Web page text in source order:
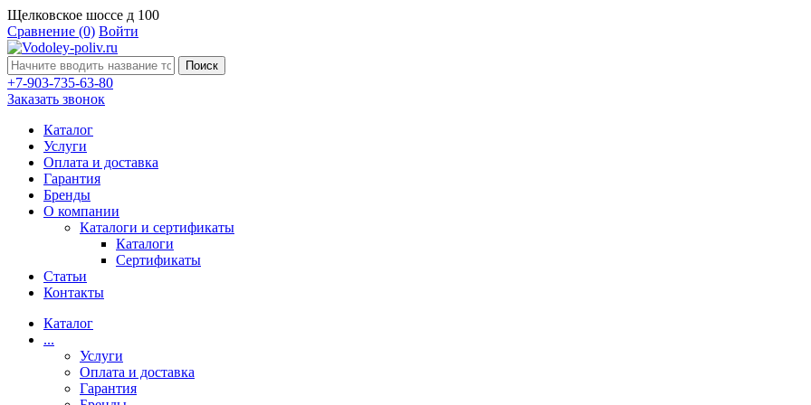
Щелковское шоссе д 100
Сравнение (0) Войти
Поиск
+7-903-735-63-80
Заказать звонок
Каталог
Услуги
Оплата и доставка
Гарантия
Бренды
О компании
Каталоги и сертификаты
Каталоги
Сертификаты
Статьи
Контакты
Каталог
...
Услуги
Оплата и доставка
Гарантия